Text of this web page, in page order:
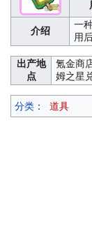
介绍
一
用
出产地
点
氪金商
姆之星
分类 ： 道具